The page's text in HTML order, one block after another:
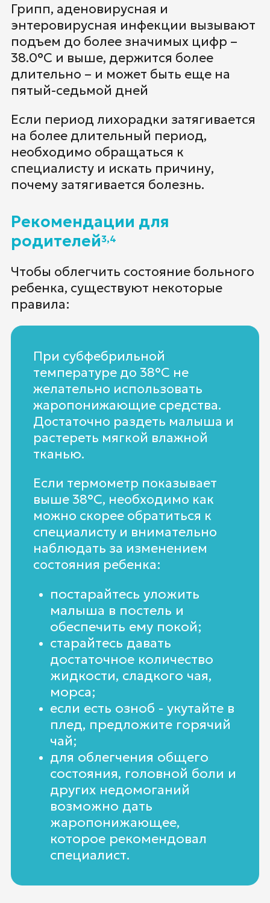
Грипп, аденовирусная и
энтеровирусная инфекции вызывают
подъем до более значимых цифр –
38.0°С и выше, держится более
длительно – и может быть еще на
пятый-седьмой дней
Если период лихорадки затягивается
на более длительный период,
необходимо обращаться к
специалисту и искать причину,
почему затягивается болезнь.
Рекомендации для
родителей3,4
Чтобы облегчить состояние больного
ребенка, существуют некоторые
правила:
При субфебрильной
температуре до 38°C не
желательно использовать
жаропонижающие средства.
Достаточно раздеть малыша и
растереть мягкой влажной
тканью.
Если термометр показывает
выше 38°C, необходимо как
можно скорее обратиться к
специалисту и внимательно
наблюдать за изменением
состояния ребенка:
постарайтесь уложить
малыша в постель и
обеспечить ему покой;
старайтесь давать
достаточное количество
жидкости, сладкого чая,
морса;
если есть озноб - укутайте в
плед, предложите горячий
чай;
для облегчения общего
состояния, головной боли и
других недомоганий
возможно дать
жаропонижающее,
которое рекомендовал
специалист.